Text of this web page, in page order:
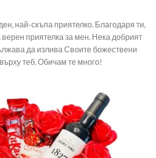
най-скъпа приятелко. Благодаря ти,
верен приятелка за мен. Нека добрият
да излива Своите божествени
теб. Обичам те много!